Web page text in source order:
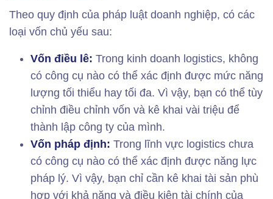
Theo quy định của pháp luật doanh nghiệp, có các
loại vốn chủ yếu sau:
Vốn điều lê: Trong kinh doanh logistics, không
có công cụ nào có thể xác định được mức năng
lượng tối thiểu hay tối đa. Vì vậy, bạn có thể tùy
chỉnh điều chỉnh vốn và kê khai vài triệu để
thành lập công ty của mình.
Vốn pháp định: Trong lĩnh vực logistics chưa
có công cụ nào có thể xác định được năng lực
pháp lý. Vì vậy, bạn chỉ cần kê khai tài sản phù
hợp với khả năng và điều kiện tài chính của